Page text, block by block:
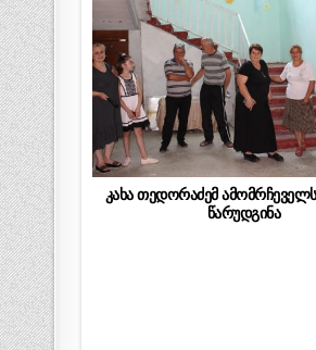
კახა თედორაძემ
წარუდგინა